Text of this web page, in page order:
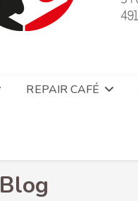
REPAIR CAFÉ
Blog